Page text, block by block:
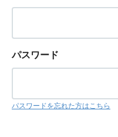
パスワード
パスワードを忘れた方はこちら